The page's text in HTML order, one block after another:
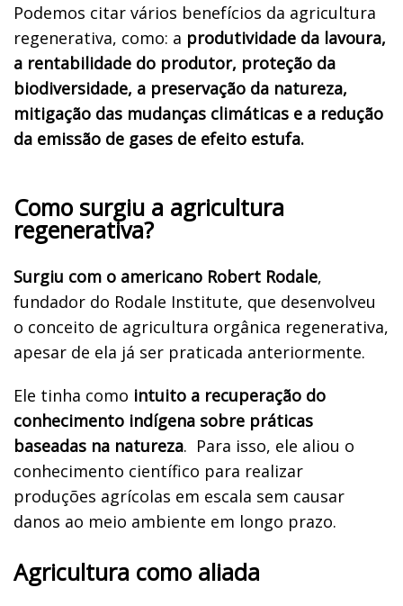
Podemos citar vários benefícios da agricultura
regenerativa, como: a produtividade da lavoura,
a rentabilidade do produtor, proteção da
biodiversidade, a preservação da natureza,
mitigação das mudanças climáticas e a redução
da emissão de gases de efeito estufa.
Como surgiu a agricultura
regenerativa?
Surgiu com o americano Robert Rodale,
fundador do Rodale Institute, que desenvolveu
o conceito de agricultura orgânica regenerativa,
apesar de ela já ser praticada anteriormente.
Ele tinha como intuito a recuperação do
conhecimento indígena sobre práticas
baseadas na natureza. Para isso, ele aliou o
conhecimento científico para realizar
produções agrícolas em escala sem causar
danos ao meio ambiente em longo prazo.
Agricultura como aliada